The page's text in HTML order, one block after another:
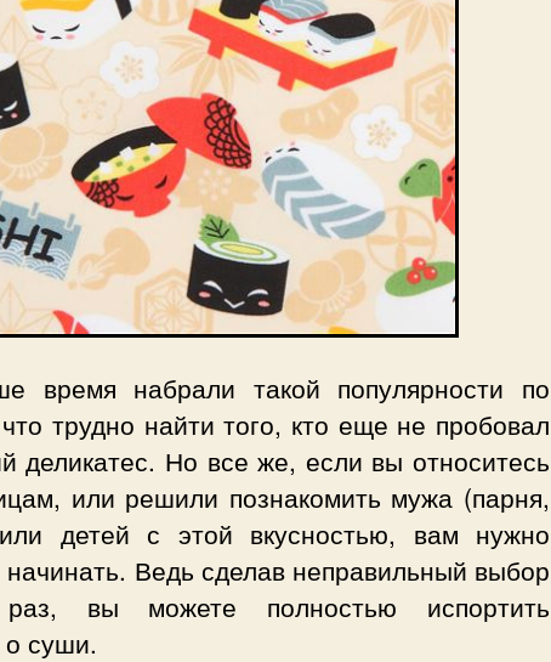
время набрали такой популярности по
трудно найти того, кто еще не пробовал
деликатес. Но все же, если вы относитесь
или решили познакомить мужа (парня,
детей с этой вкусностью, вам нужно
начинать. Ведь сделав неправильный выбор
вы можете полностью испортить
о суши.